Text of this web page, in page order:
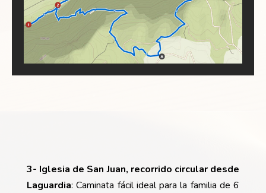
3- Iglesia de San Juan, recorrido circular desde
Laguardia: Caminata fácil ideal para la familia de 6